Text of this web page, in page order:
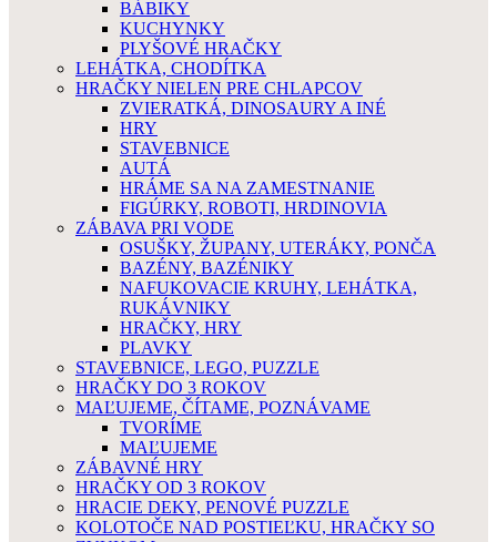
BÁBIKY
KUCHYNKY
PLYŠOVÉ HRAČKY
LEHÁTKA, CHODÍTKA
HRAČKY NIELEN PRE CHLAPCOV
ZVIERATKÁ, DINOSAURY A INÉ
HRY
STAVEBNICE
AUTÁ
HRÁME SA NA ZAMESTNANIE
FIGÚRKY, ROBOTI, HRDINOVIA
ZÁBAVA PRI VODE
OSUŠKY, ŽUPANY, UTERÁKY, PONČA
BAZÉNY, BAZÉNIKY
NAFUKOVACIE KRUHY, LEHÁTKA,
RUKÁVNIKY
HRAČKY, HRY
PLAVKY
STAVEBNICE, LEGO, PUZZLE
HRAČKY DO 3 ROKOV
MAĽUJEME, ČÍTAME, POZNÁVAME
TVORÍME
MAĽUJEME
ZÁBAVNÉ HRY
HRAČKY OD 3 ROKOV
HRACIE DEKY, PENOVÉ PUZZLE
KOLOTOČE NAD POSTIEĽKU, HRAČKY SO